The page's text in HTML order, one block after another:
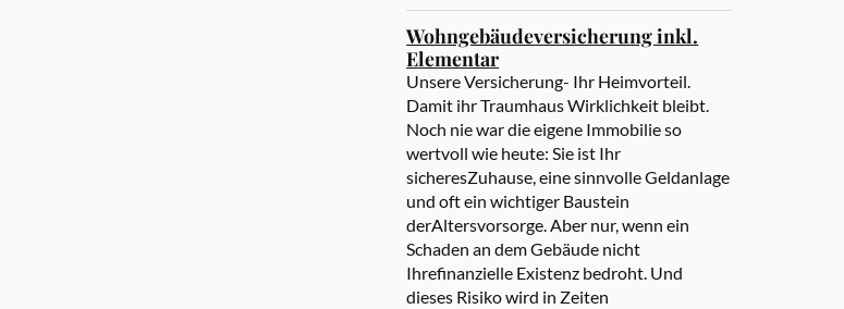
Wohngebäudeversicherung inkl.
Elementar
Unsere Versicherung- Ihr Heimvorteil.
Damit ihr Traumhaus Wirklichkeit bleibt.
Noch nie war die eigene Immobilie so
wertvoll wie heute: Sie ist Ihr
sicheresZuhause, eine sinnvolle Geldanlage
und oft ein wichtiger Baustein
derAltersvorsorge. Aber nur, wenn ein
Schaden an dem Gebäude nicht
Ihrefinanzielle Existenz bedroht. Und
dieses Risiko wird in Zeiten